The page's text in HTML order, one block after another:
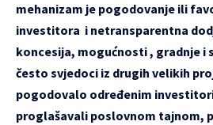
mehanizam je pogodovanje ili
investitora i netransparentna
koncesija, mogućnosti , gradnje i
često svjedoci iz drugih velikih
pogodovalo određenim
proglašavali poslovnom tajnom,